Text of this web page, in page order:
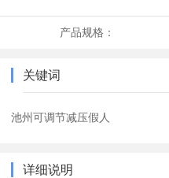
产品规格：
关键词
池州可调节减压假人
详细说明